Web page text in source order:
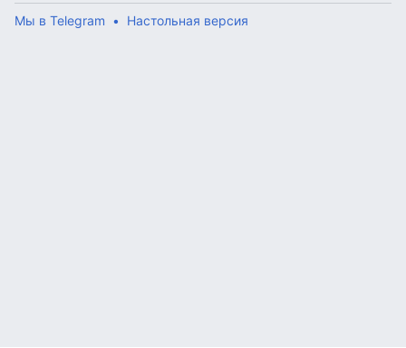
Мы в Telegram Настольная версия